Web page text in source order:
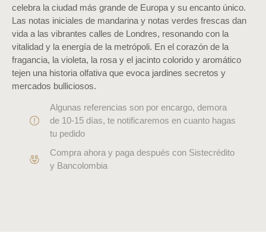
celebra la ciudad más grande de Europa y su encanto único.
Las notas iniciales de mandarina y notas verdes frescas dan
vida a las vibrantes calles de Londres, resonando con la
vitalidad y la energía de la metrópoli. En el corazón de la
fragancia, la violeta, la rosa y el jacinto colorido y aromático
tejen una historia olfativa que evoca jardines secretos y
mercados bulliciosos.
Algunas referencias son por encargo, demora
de 10-15 días, te notificaremos en cuanto hagas
tu pedido
Compra ahora y paga después con Sistecrédito
y Bancolombia